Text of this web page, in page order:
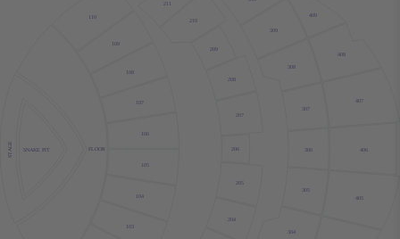
FLOOR
SNAKE PIT
103
104
105
106
107
108
109
110
204
205
206
207
208
209
210
211
304
305
306
307
308
309
405
406
407
408
409
STAGE